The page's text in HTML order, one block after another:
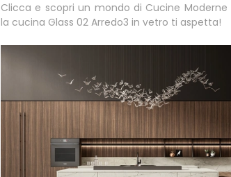
Clicca e scopri un mondo di Cucine Moderne
la cucina Glass 02 Arredo3 in vetro ti aspetta!